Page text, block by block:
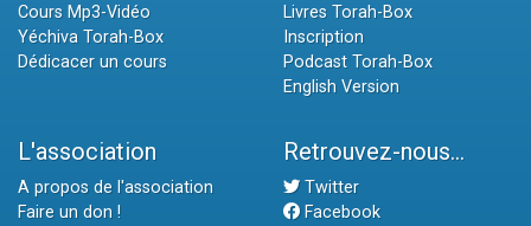
Cours Mp3-Vidéo
Yéchiva Torah-Box
Dédicacer un cours
Livres Torah-Box
Inscription
Podcast Torah-Box
English Version
L'association
A propos de l'association
Faire un don !
Retrouvez-nous...
Twitter
Facebook